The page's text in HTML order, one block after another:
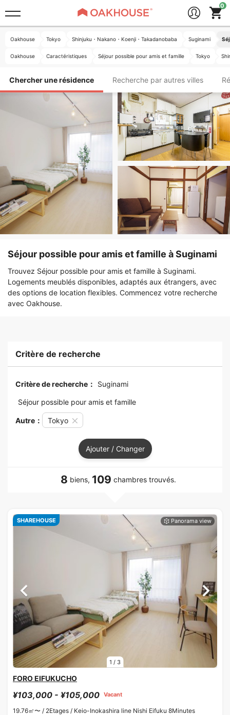
Oakhouse Tokyo Shinjuku・Nakano・Koenji・Takadanobaba Suginami
Oakhouse Caractéristiques Séjour possible pour amis et famille Tokyo
Chercher une résidence Recherche par autres villes
Séjour possible pour amis et famille à Suginami
Trouvez Séjour possible pour amis et famille à Suginami.
Logements meublés disponibles, adaptés aux étrangers, avec
des options de location flexibles. Commencez votre recherche
avec Oakhouse.
Critère de recherche
Critère de recherche： Suginami
Séjour possible pour amis et famille
Autre： Tokyo
Ajouter / Changer
8 biens, 109 chambres trouvés.
1 / 3
SHAREHOUSE
FORO EIFUKUCHO
¥103,000 - ¥105,000 Vacant
19.76㎡〜 / 2Etages / Keio-Inokashira line Nishi Eifuku 8Minutes